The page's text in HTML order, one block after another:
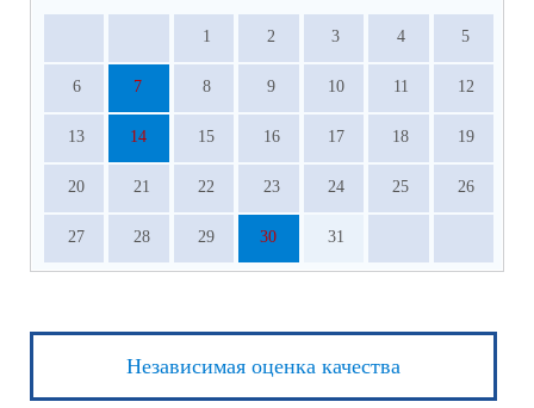
1 2 3 4 5
6 7 8 9 10 11 12
13 14 15 16 17 18 19
20 21 22 23 24 25 26
27 28 29 30 31
Независимая оценка качества